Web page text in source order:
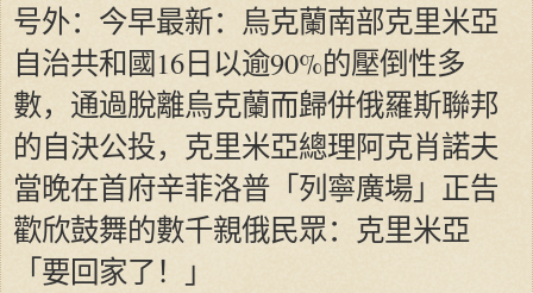
号外：今早最新：烏克蘭南部克里米亞
自治共和國16日以逾90%的壓倒性多
數，通過脫離烏克蘭而歸併俄羅斯聯邦
的自決公投，克里米亞總理阿克肖諾夫
當晚在首府辛菲洛普「列寧廣場」正告
歡欣鼓舞的數千親俄民眾：克里米亞
「要回家了！」